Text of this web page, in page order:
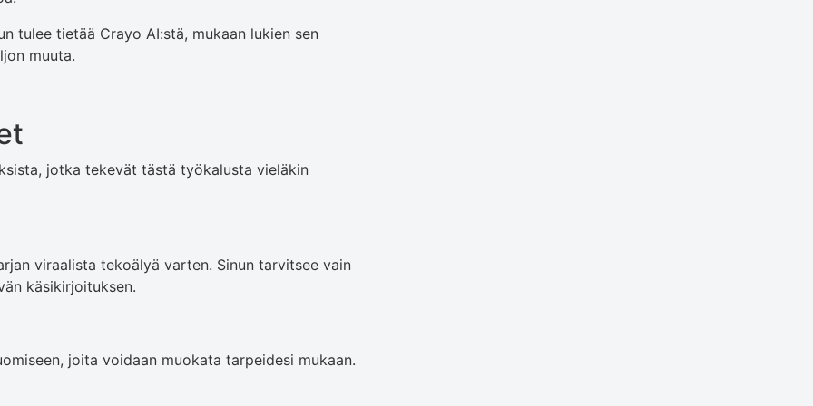
tulee tietää Crayo AI:stä, mukaan lukien sen
muuta.
jotka tekevät tästä työkalusta vieläkin
viraalista tekoälyä varten. Sinun tarvitsee vain
käsikirjoituksen.
joita voidaan muokata tarpeidesi mukaan.